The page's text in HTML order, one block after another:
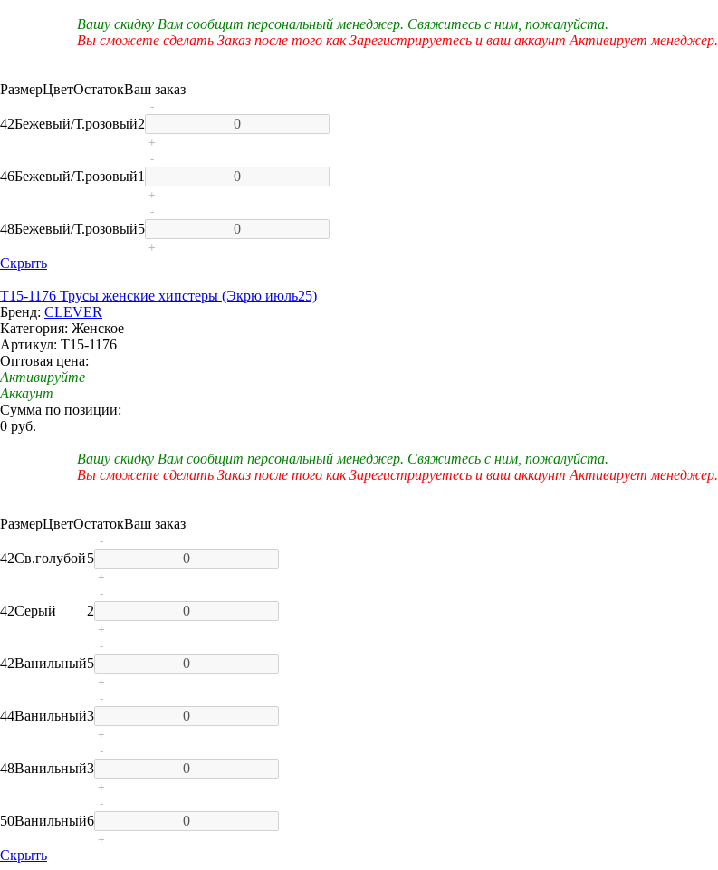
Вашу скидку Вам сообщит персональный менеджер. Свяжитесь с ним, пожалуйста.
Вы сможете сделать Заказ после того как Зарегистрируетесь и ваш аккаунт Активирует менеджер.
РазмерЦветОстатокВаш заказ
42Бежевый/Т.розовый2
-
+
46Бежевый/Т.розовый1
-
+
48Бежевый/Т.розовый5
-
+
Скрыть
T15-1176 Трусы женские хипстеры (Экрю июль25)
Бренд: CLEVER
Категория: Женское
Артикул: T15-1176
Оптовая цена:
Активируйте
Аккаунт
Сумма по позиции:
0 руб.
Вашу скидку Вам сообщит персональный менеджер. Свяжитесь с ним, пожалуйста.
Вы сможете сделать Заказ после того как Зарегистрируетесь и ваш аккаунт Активирует менеджер.
РазмерЦветОстатокВаш заказ
42Св.голубой5
-
+
42Серый 2
-
+
42Ванильный5
-
+
44Ванильный3
-
+
48Ванильный3
-
+
50Ванильный6
-
+
Скрыть